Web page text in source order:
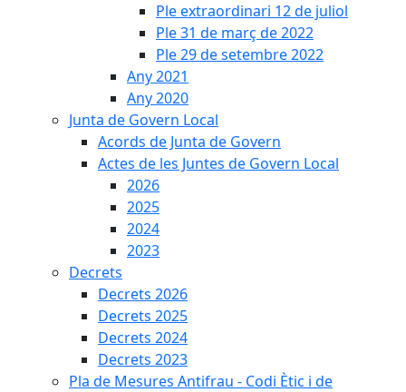
Ple extraordinari 12 de juliol
Ple 31 de març de 2022
Ple 29 de setembre 2022
Any 2021
Any 2020
Junta de Govern Local
Acords de Junta de Govern
Actes de les Juntes de Govern Local
2026
2025
2024
2023
Decrets
Decrets 2026
Decrets 2025
Decrets 2024
Decrets 2023
Pla de Mesures Antifrau - Codi Ètic i de